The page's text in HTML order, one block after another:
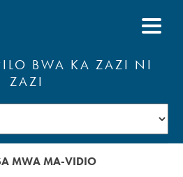
BWA KA ZAZI NI
ZAZI
MWA MA-VIDIO